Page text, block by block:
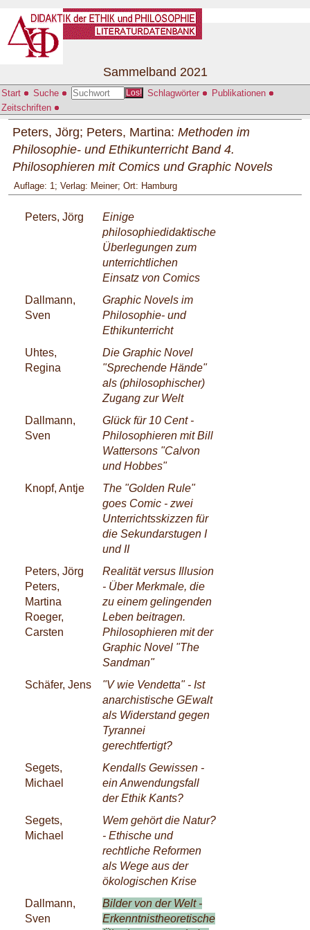
Start Suche Los! Schlagwörter
Publikationen
Zeitschriften
Sammelband 2021
Peters, Jörg; Peters, Martina: Methoden im
Philosophie- und Ethikunterricht Band 4.
Philosophieren mit Comics und Graphic Novels
Auflage: 1; Verlag: Meiner; Ort: Hamburg
Peters, Jörg
Einige
philosophiedidaktische
Überlegungen zum
unterrichtlichen
Einsatz von Comics
Dallmann,
Sven
Graphic Novels im
Philosophie- und
Ethikunterricht
Uhtes,
Regina
Die Graphic Novel
"Sprechende Hände"
als (philosophischer)
Zugang zur Welt
Dallmann,
Sven
Glück für 10 Cent -
Philosophieren mit Bill
Wattersons "Calvon
und Hobbes"
Knopf, Antje
The "Golden Rule"
goes Comic - zwei
Unterrichtsskizzen für
die Sekundarstugen I
und II
Peters, Jörg
Peters,
Martina
Roeger,
Carsten
Realität versus Illusion
- Über Merkmale, die
zu einem gelingenden
Leben beitragen.
Philosophieren mit der
Graphic Novel "The
Sandman"
Schäfer, Jens
"V wie Vendetta" - Ist
anarchistische GEwalt
als Widerstand gegen
Tyrannei
gerechtfertigt?
Segets,
Michael
Kendalls Gewissen -
ein Anwendungsfall
der Ethik Kants?
Segets,
Michael
Wem gehört die Natur?
- Ethische und
rechtliche Reformen
als Wege aus der
ökologischen Krise
Dallmann,
Sven
Bilder von der Welt -
Erkenntnistheoretische